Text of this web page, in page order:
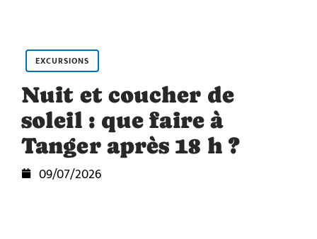
EXCURSIONS
Nuit et coucher de
soleil : que faire à
Tanger après 18 h ?
09/07/2026